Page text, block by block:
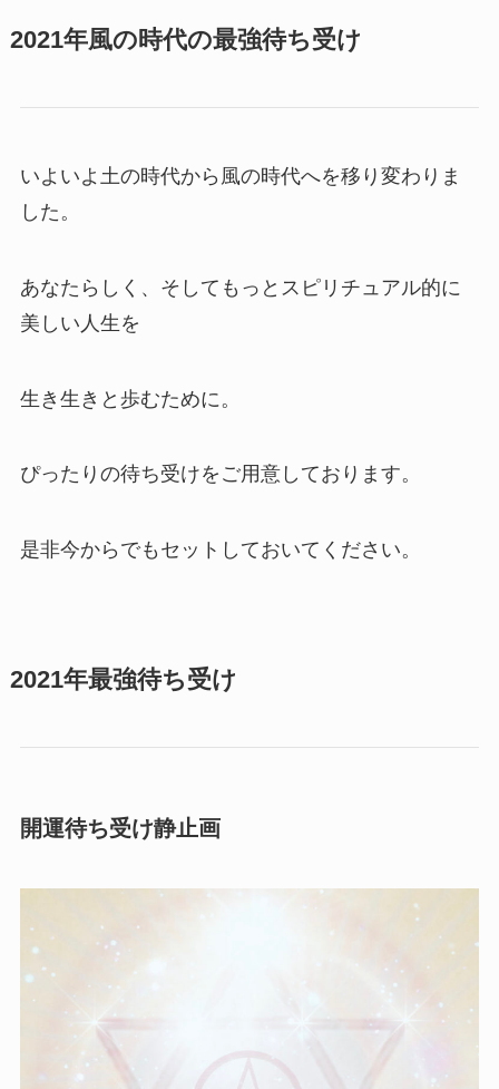
2021年風の時代の最強待ち受け
いよいよ土の時代から風の時代へを移り変わりま
した。
あなたらしく、そしてもっとスピリチュアル的に
美しい人生を
生き生きと歩むために。
ぴったりの待ち受けをご用意しております。
是非今からでもセットしておいてください。
2021年最強待ち受け
開運待ち受け静止画